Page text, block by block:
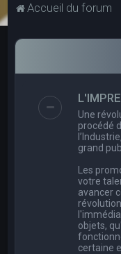
Accueil du forum
Une
procédé
grand
Les
votre
avancer
objets,
certaine